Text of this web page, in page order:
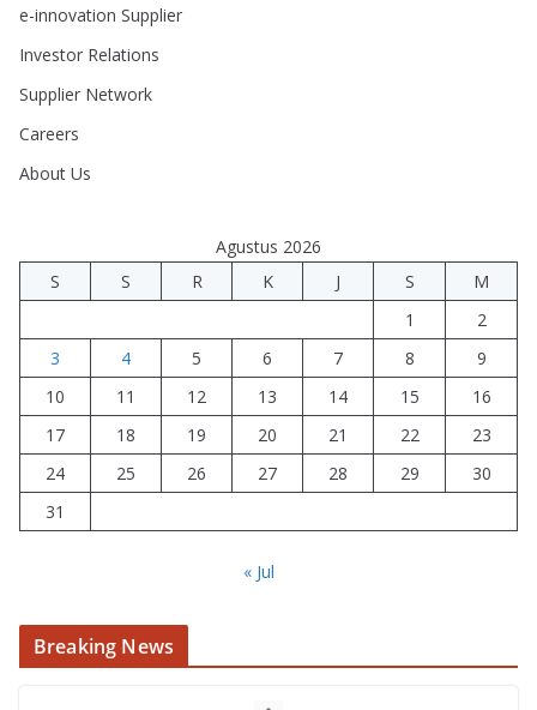
e-innovation Supplier
Investor Relations
Supplier Network
Careers
About Us
Agustus 2026
S
S R K J S
M
1
2
3
4 5 6 7 8
9
10
11 12 13 14 15
16
17
18 19 20 21 22
23
24
25 26 27 28 29
30
31
« Jul
Breaking News